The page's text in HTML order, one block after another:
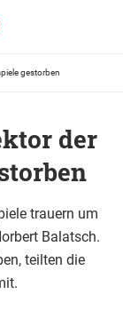
gestorben
der
trauern um
Balatsch.
teilten die